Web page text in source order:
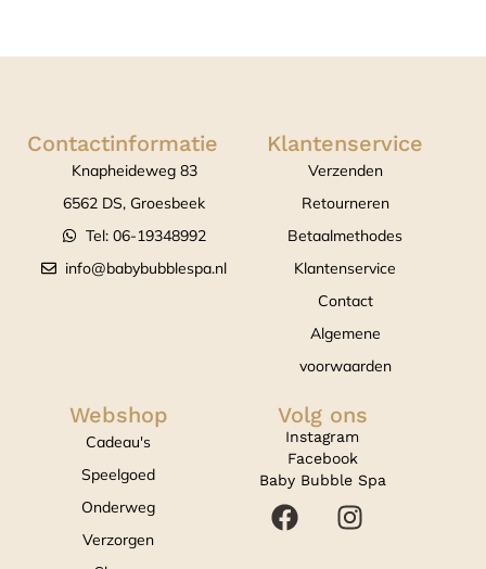
Contactinformatie
Knapheideweg 83
6562 DS, Groesbeek
Tel: 06-19348992
info@babybubblespa.nl
Klantenservice
Verzenden
Retourneren
Betaalmethodes
Klantenservice
Contact
Algemene
voorwaarden
Webshop
Cadeau's
Speelgoed
Onderweg
Verzorgen
Volg ons
Instagram
Facebook
Baby Bubble Spa